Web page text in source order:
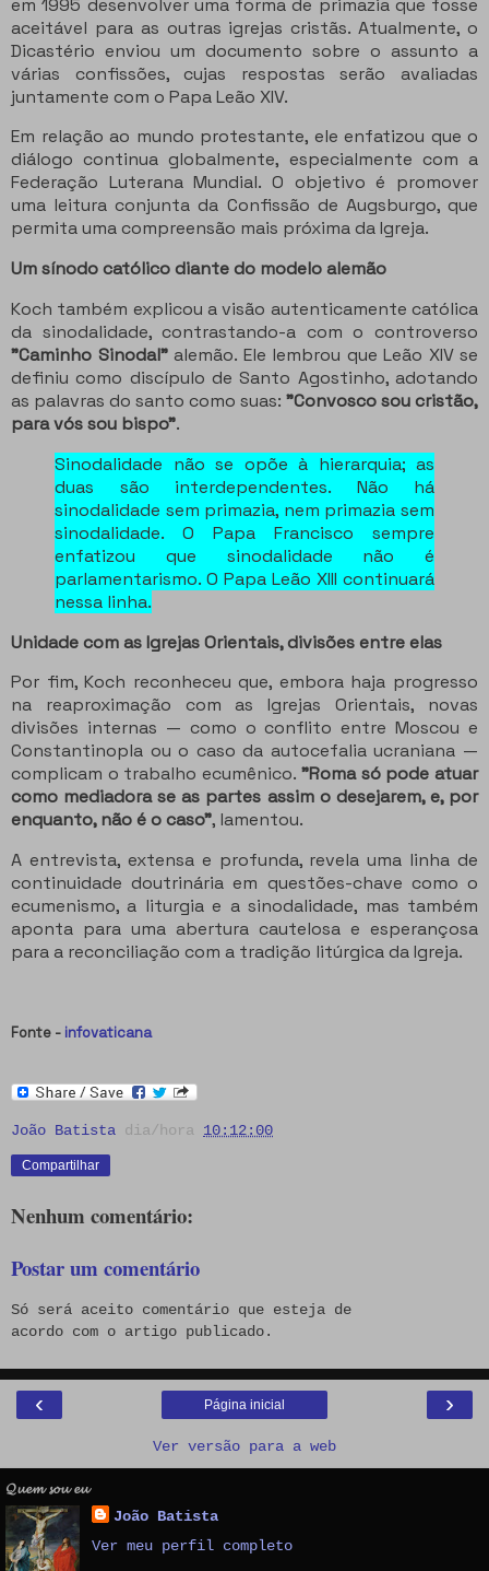
aceitável para as outras igrejas cristãs. Atualmente, o
Dicastério enviou um documento sobre o assunto a
várias confissões, cujas respostas serão avaliadas
juntamente com o Papa Leão XIV.
Em relação ao mundo protestante, ele enfatizou que o
diálogo continua globalmente, especialmente com a
Federação Luterana Mundial. O objetivo é promover
uma leitura conjunta da Confissão de Augsburgo, que
permita uma compreensão mais próxima da Igreja.
Um sínodo católico diante do modelo alemão
Koch também explicou a visão autenticamente católica
da sinodalidade, contrastando-a com o controverso
"Caminho Sinodal"alemão. Ele lembrou que Leão XIV se
definiu como discípulo de Santo Agostinho, adotando
as palavras do santo como suas: "Convosco sou cristão,
para vós sou bispo".
Sinodalidade não se opõe à hierarquia; as
duas são interdependentes. Não há
sinodalidade sem primazia, nem primazia sem
sinodalidade. O Papa Francisco sempre
enfatizou que sinodalidade não é
parlamentarismo. O Papa Leão XIII continuará
nessa linha.
Unidade com as Igrejas Orientais, divisões entre elas
Por fim, Koch reconheceu que, embora haja progresso
na reaproximação com as Igrejas Orientais, novas
divisões internas — como o conflito entre Moscou e
Constantinopla ou o caso da autocefalia ucraniana —
complicam o trabalho ecumênico. "Roma só pode atuar
como mediadora se as partes assim o desejarem, e, por
enquanto, não é o caso", lamentou.
A entrevista, extensa e profunda, revela uma linha de
continuidade doutrinária em questões-chave como o
ecumenismo, a liturgia e a sinodalidade, mas também
aponta para uma abertura cautelosa e esperançosa
para a reconciliação com a tradição litúrgica da Igreja.
Fonte - infovaticana
João Batista dia/hora 10:12:00
Compartilhar
Nenhum comentário:
Postar um comentário
Só será aceito comentário que esteja de
acordo com o artigo publicado.
‹ ›
Página inicial
Ver versão para a web
𝓠𝓾𝓮𝓶 𝓼𝓸𝓾 𝓮𝓾
João Batista
Ver meu perfil completo